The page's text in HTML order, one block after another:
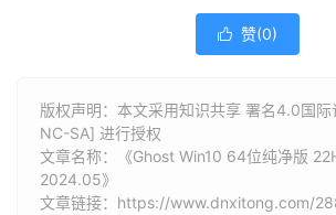
 赞(0)
版权声明：本文采用知识共享 署名4.0国
NC-SA] 进行授权
文章名称：《Ghost Win10 64位纯净版
2024.05》
文章链接： https://www.dnxitong.com/